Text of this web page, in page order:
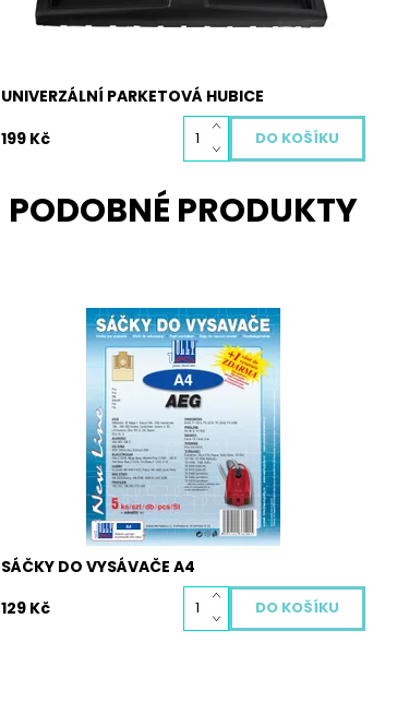
Dostupnost:
Skladem
4004
UNIVERZÁLNÍ PARKETOVÁ HUBICE
199 Kč
PODOBNÉ PRODUKTY
Papírové sáčky do vysavače A4. Balení
obsahuje 5 ks papírových sáčků A4, vůni do
vysavače zdarma, mikrofiltr pro Váš vysavač.
Dostupnost:
Skladem
6000
SÁČKY DO VYSÁVAČE A4
129 Kč